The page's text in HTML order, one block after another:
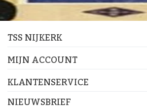
TSS NIJKERK
MIJN ACCOUNT
KLANTENSERVICE
NIEUWSBRIEF